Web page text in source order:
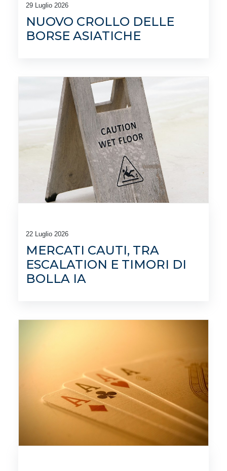
29 Luglio 2026
NUOVO CROLLO DELLE
BORSE ASIATICHE
22 Luglio 2026
MERCATI CAUTI, TRA
ESCALATION E TIMORI DI
BOLLA IA